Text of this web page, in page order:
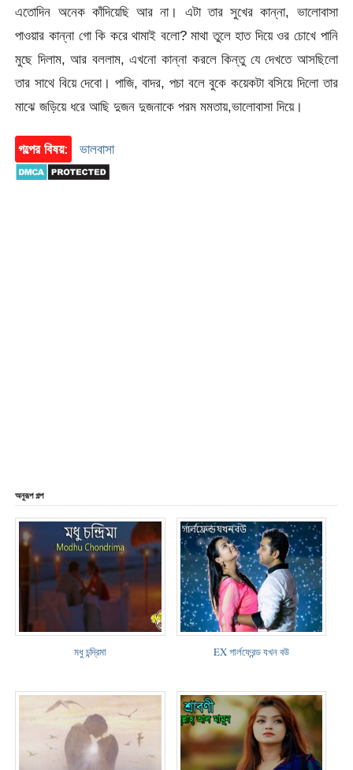
এতোদিন অনেক কাঁদিয়েছি আর না। এটা তার সুখের কান্না, ভালোবাসা
পাওয়ার কান্না গো কি করে থামাই বলো? মাথা তুলে হাত দিয়ে ওর চোখে পানি
মুছে দিলাম, আর বললাম, এখনো কান্না করলে কিন্তু যে দেখতে আসছিলো
তার সাথে বিয়ে দেবো। পাজি, বাদর, পচা বলে বুকে কয়েকটা বসিয়ে দিলো তার
মাঝে জড়িয়ে ধরে আছি দুজন দুজনাকে পরম মমতায়,ভালোবাসা দিয়ে।
গল্পের বিষয়: ভালবাসা
অনুরূপ গল্প
মধু চন্দ্রিমা EX গার্লফ্রেন্ড যখন বউ